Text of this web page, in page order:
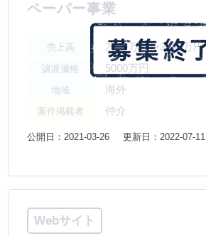
ペーパー事業
売上高 2000万円〜3000万円
譲渡価格 5000万円
地域 海外
案件掲載者 仲介
公開日：2021-03-26 更新日：2022-07-11
Webサイト